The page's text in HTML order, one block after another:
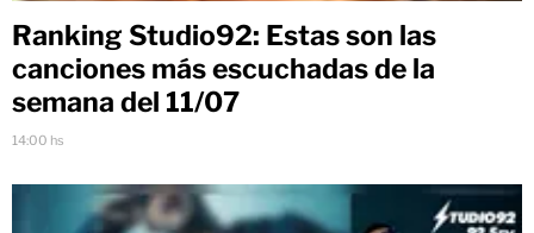
Ranking Studio92: Estas son las
canciones más escuchadas de la
semana del 11/07
14:00 hs